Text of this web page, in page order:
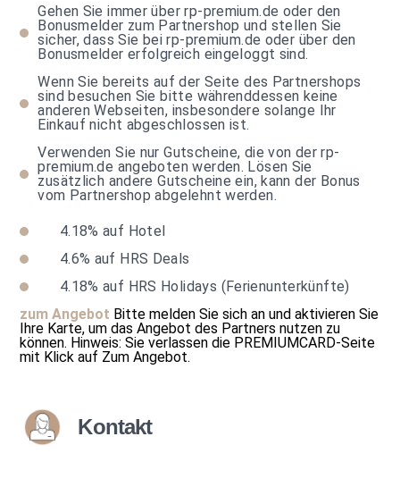
Gehen Sie immer über rp-premium.de oder den
Bonusmelder zum Partnershop und stellen Sie
sicher, dass Sie bei rp-premium.de oder über den
Bonusmelder erfolgreich eingeloggt sind.
Wenn Sie bereits auf der Seite des Partnershops
sind besuchen Sie bitte währenddessen keine
anderen Webseiten, insbesondere solange Ihr
Einkauf nicht abgeschlossen ist.
Verwenden Sie nur Gutscheine, die von der rp-
premium.de angeboten werden. Lösen Sie
zusätzlich andere Gutscheine ein, kann der Bonus
vom Partnershop abgelehnt werden.
4.18% auf Hotel
4.6% auf HRS Deals
4.18% auf HRS Holidays (Ferienunterkünfte)
zum Angebot Bitte melden Sie sich an und aktivieren Sie
Ihre Karte, um das Angebot des Partners nutzen zu
können. Hinweis: Sie verlassen die PREMIUMCARD-Seite
mit Klick auf Zum Angebot.
Kontakt